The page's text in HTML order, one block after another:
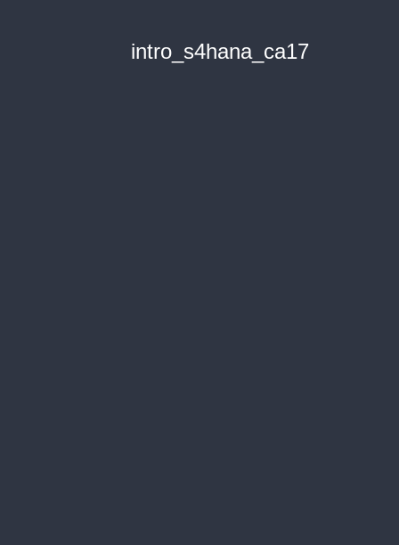
intro_s4hana_ca17